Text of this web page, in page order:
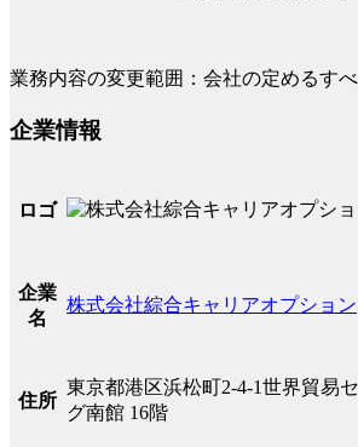
業務内容の変更範囲：会社の定めるす
企業情報
ロゴ
企業
名
株式会社綜合キャリアオプション
住所
東京都港区浜松町2-4-1世界貿易
グ南館 16階